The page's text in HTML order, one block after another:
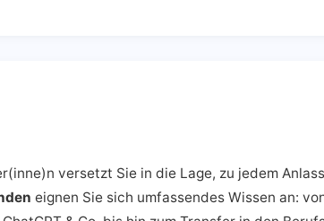
versetzt Sie in die Lage, zu jedem
eignen Sie sich umfassendes Wissen an: